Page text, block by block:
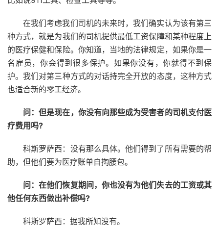
在我们考虑我们司机的未来时，我们确实认为该有第三
种方式，就是为我们的司机提供最低工资保障和某种程度上
的医疗保健和保险。你知道，当地的法律规定，如果你是一
名雇员，你会得到很多保护。如果你没有，你就得不到保
护。我们对第三种方式的对话持完全开放的态度，这种方式
也适合新的零工经济。
问：但是现在，你没有向那些成为受害者的司机支付医
疗费用吗?
科斯罗萨西：没有那么具体。他们得到了所有需要的帮
助，但他们要为医疗账单自掏腰包。
问：在他们恢复期间，你也没有为他们失去的工资或其
他任何东西做出补偿吗?
科斯罗萨西：据我所知没有。